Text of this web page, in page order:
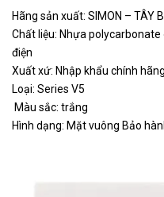
SMB65-
63C16
S004919
Hãng sản xuất: SIMON – TÂY
Chất liệu: Nhựa
điện
Xuất xứ: Nhập khẩu chính hãng
Loại: Series V5
Màu sắc: trắng
Hình dạng: Mặt vuông Bảo